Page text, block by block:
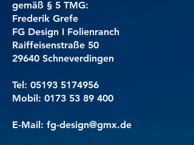
gemäß § 5 TMG:
Frederik Grefe
FG Design I Folienranch
Raiffeisenstraße 50
29640 Schneverdingen
Tel: 05193 5174956
Mobil: 0173 53 89 400
E-Mail: fg-design@gmx.de